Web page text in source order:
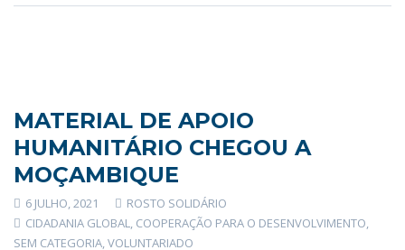
MATERIAL DE APOIO
HUMANITÁRIO CHEGOU A
MOÇAMBIQUE
6 JULHO, 2021
ROSTO SOLIDÁRIO
CIDADANIA GLOBAL, COOPERAÇÃO PARA O DESENVOLVIMENTO,
SEM CATEGORIA,VOLUNTARIADO